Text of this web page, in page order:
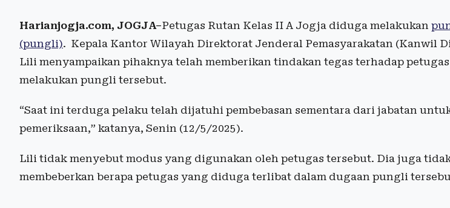
Harianjogja.com, JOGJA–Petugas Rutan Kelas II A Jogja diduga melakukan
(pungli). Kepala Kantor Wilayah Direktorat Jenderal Pemasyarakatan (Kanwil
Lili menyampaikan pihaknya telah memberikan tindakan tegas terhadap
melakukan pungli tersebut.
“Saat ini terduga pelaku telah dijatuhi pembebasan sementara dari jabatan
pemeriksaan,” katanya, Senin (12/5/2025).
Lili tidak menyebut modus yang digunakan oleh petugas tersebut. Dia juga
membeberkan berapa petugas yang diduga terlibat dalam dugaan pungli